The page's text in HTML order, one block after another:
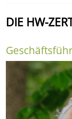
DIE HW-